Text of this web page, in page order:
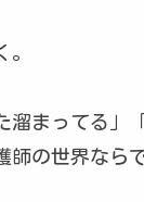
まってる」
の世界ならで